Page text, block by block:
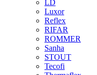
LD
Luxor
Reflex
RIFAR
ROMMER
Sanha
STOUT
Tecofi